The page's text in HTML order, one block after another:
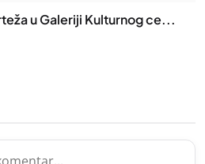
u Galeriji Kulturnog ce...